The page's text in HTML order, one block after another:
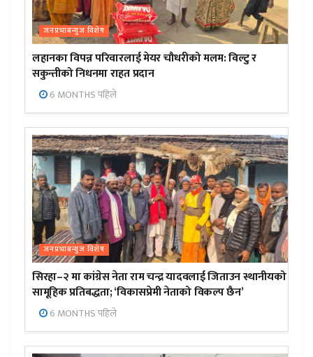
जनप्रभाबन्युज विशेष
लहानका विपन्न परिवारलाई मेयर चौधरीको मलम: विल्टु र
सकुन्तीको निधनमा राहत प्रदान
6 MONTHS पहिले
जनप्रभाबन्युज विशेष
सिरहा–२ मा कांग्रेस नेता राम चन्द्र यादवलाई जिताउन स्थानीयको
सामूहिक प्रतिबद्धता; ‘विकासप्रेमी नेताको विकल्प छैन’
6 MONTHS पहिले